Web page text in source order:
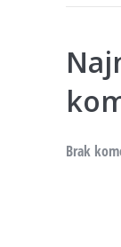
Brak